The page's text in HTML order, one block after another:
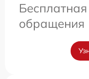
обращения